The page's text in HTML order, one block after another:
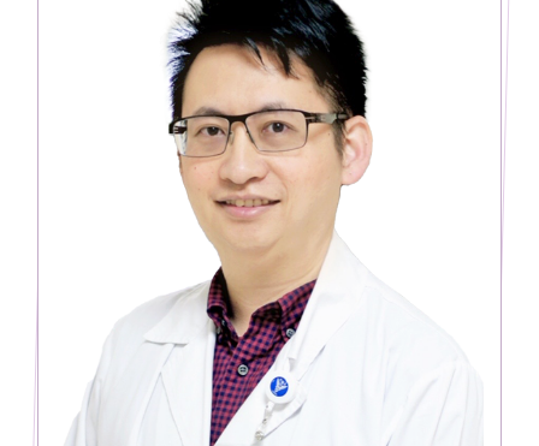
台中
台南
高雄